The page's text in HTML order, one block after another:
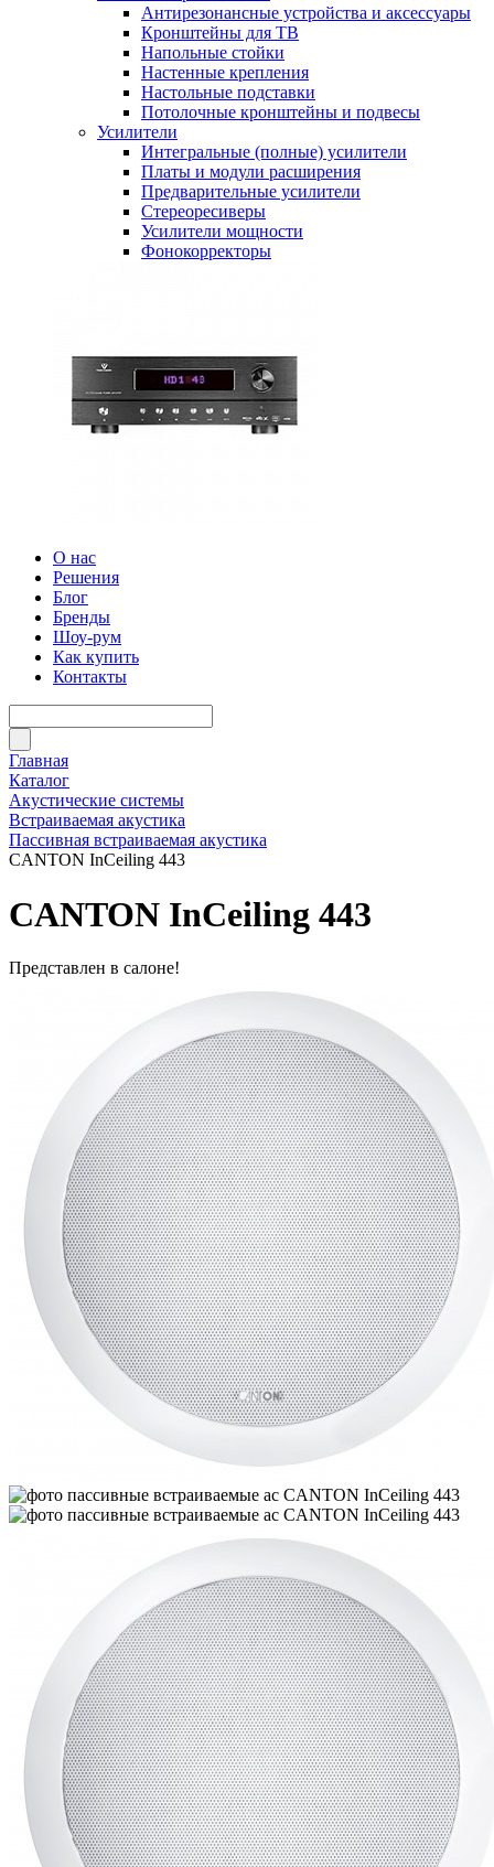
Антирезонансные устройства и аксессуары
Кронштейны для ТВ
Напольные стойки
Настенные крепления
Настольные подставки
Потолочные кронштейны и подвесы
Усилители
Интегральные (полные) усилители
Платы и модули расширения
Предварительные усилители
Стереоресиверы
Усилители мощности
Фонокорректоры
О нас
Решения
Блог
Бренды
Шоу-рум
Как купить
Контакты
Главная
Каталог
Акустические системы
Встраиваемая акустика
Пассивная встраиваемая акустика
CANTON InCeiling 443
CANTON InCeiling 443
Представлен в салоне!